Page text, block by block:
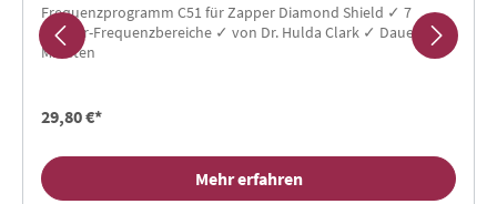
Frequenzprogramm C51 für Zapper Diamond Shield ✓ 7
Erreger-Frequenzbereiche ✓ von Dr. Hulda Clark ✓ Dauer 55
Minuten
29,80 €*
Mehr erfahren